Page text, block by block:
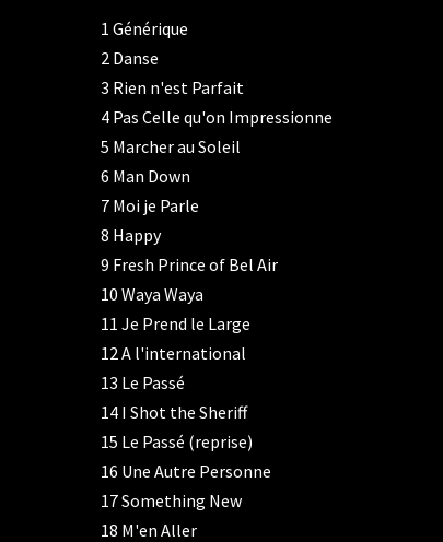
1 Générique
2 Danse
3 Rien n'est Parfait
4 Pas Celle qu'on Impressionne
5 Marcher au Soleil
6 Man Down
7 Moi je Parle
8 Happy
9 Fresh Prince of Bel Air
10 Waya Waya
11 Je Prend le Large
12A l'international
13 Le Passé
14 I Shot the Sheriff
15 Le Passé (reprise)
16 Une Autre Personne
17Something New
18 M'en Aller